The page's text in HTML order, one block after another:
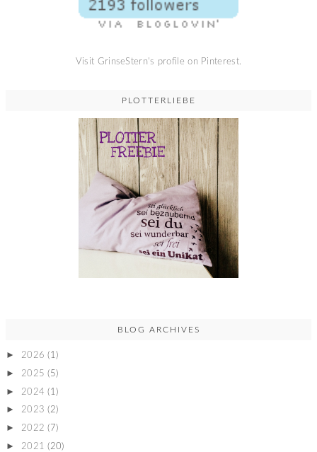
Visit GrinseStern's profile on Pinterest.
PLOTTERLIEBE
BLOG ARCHIVES
► 2026 (1)
► 2025 (5)
► 2024 (1)
► 2023 (2)
► 2022 (7)
► 2021 (20)